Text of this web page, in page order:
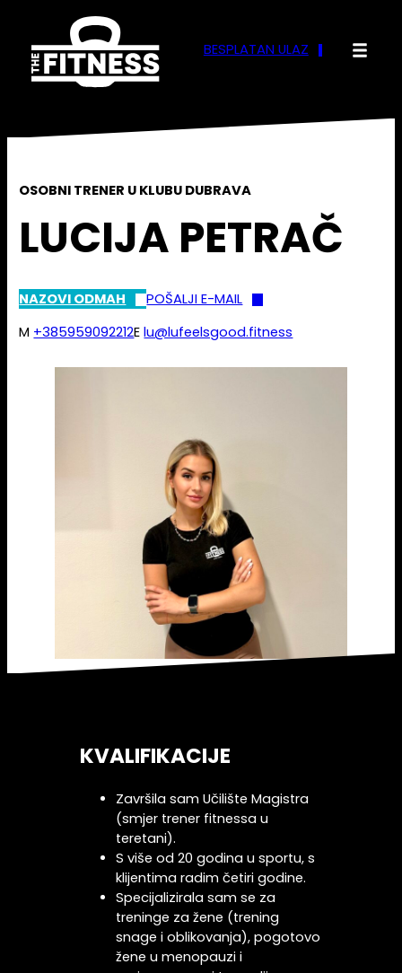
sadržaja
BESPLATAN ULAZ
OSOBNI TRENER U KLUBU DUBRAVA
LUCIJA PETRAČ
NAZOVI ODMAH
POŠALJI E-MAIL
M +385959092212Elu@lufeelsgood.fitness
KVALIFIKACIJE
Završila sam Učilište Magistra
(smjer trener fitnessa u
teretani).
S više od 20 godina u sportu, s
klijentima radim četiri godine.
Specijalizirala sam se za
treninge za žene (trening
snage i oblikovanja), pogotovo
žene u menopauzi i